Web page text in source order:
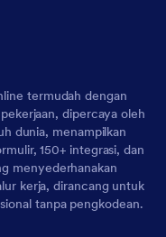
termudah dengan
dipercaya oleh
dunia, menampilkan
150+ integrasi, dan
menyederhanakan
kerja, dirancang untuk
tanpa pengkodean.